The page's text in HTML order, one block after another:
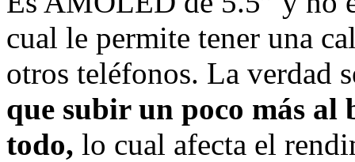
cual le permite tener una
otros teléfonos. La verdad
que subir un poco más
todo, lo cual afecta el